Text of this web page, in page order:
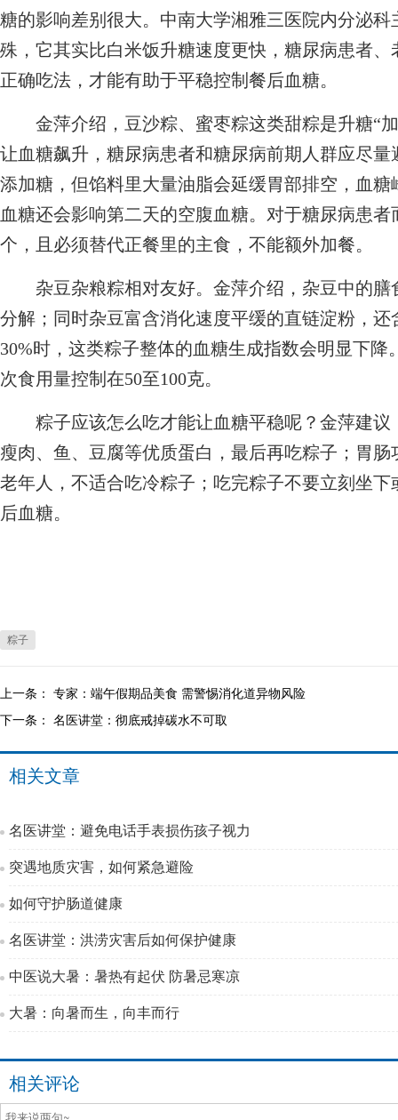
糖的影响差别很大。中南大学湘雅三医院内分泌
殊，它其实比白米饭升糖速度更快，糖尿病患者、
正确吃法，才能有助于平稳控制餐后血糖。
金萍介绍，豆沙粽、蜜枣粽这类甜粽是升糖“加
让血糖飙升，糖尿病患者和糖尿病前期人群应尽
添加糖，但馅料里大量油脂会延缓胃部排空，血
血糖还会影响第二天的空腹血糖。对于糖尿病患
个，且必须替代正餐里的主食，不能额外加餐。
杂豆杂粮粽相对友好。金萍介绍，杂豆中的膳
分解；同时杂豆富含消化速度平缓的直链淀粉，
30%时，这类粽子整体的血糖生成指数会明显下
次食用量控制在50至100克。
粽子应该怎么吃才能让血糖平稳呢？金萍建议
瘦肉、鱼、豆腐等优质蛋白，最后再吃粽子；胃
老年人，不适合吃冷粽子；吃完粽子不要立刻坐
后血糖。
粽子
上一条： 专家：端午假期品美食 需警惕消化道异物风险
下一条： 名医讲堂：彻底戒掉碳水不可取
相关文章
名医讲堂：避免电话手表损伤孩子视力
突遇地质灾害，如何紧急避险
如何守护肠道健康
名医讲堂：洪涝灾害后如何保护健康
中医说大暑：暑热有起伏 防暑忌寒凉
大暑：向暑而生，向丰而行
相关评论